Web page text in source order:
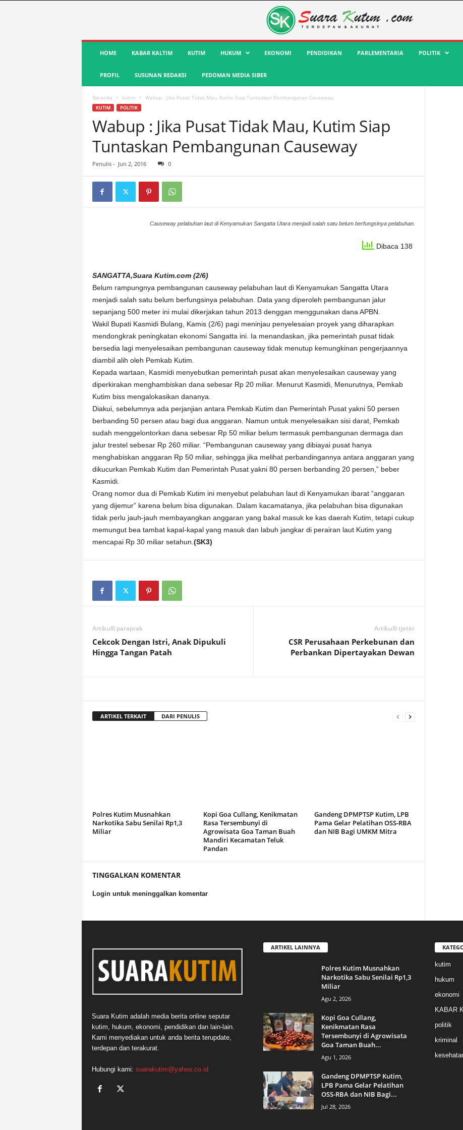
a
HOME KABAR KALTIM KUTIM HUKUM EKONOMI PENDIDIKAN PARLEMENTARIA POLITIK
PROFIL SUSUNAN REDAKSI PEDOMAN MEDIA SIBER
Beranda kutim Wabup : Jika Pusat Tidak Mau, Kutim Siap Tuntaskan Pembangunan Causeway
KUTIM POLITIK
Wabup : Jika Pusat Tidak Mau, Kutim Siap
Tuntaskan Pembangunan Causeway
Penulis - Jun 2, 2016 0
Causeway pelabuhan laut di Kenyamukan Sangatta Utara menjadi salah satu belum berfungsinya pelabuhan.
Dibaca 138
SANGATTA,Suara Kutim.com (2/6)
Belum rampungnya pembangunan causeway pelabuhan laut di Kenyamukan Sangatta Utara
menjadi salah satu belum berfungsinya pelabuhan. Data yang diperoleh pembangunan jalur
sepanjang 500 meter ini mulai dikerjakan tahun 2013 denggan menggunakan dana APBN.
Wakil Bupati Kasmidi Bulang, Kamis (2/6) pagi meninjau penyelesaian proyek yang diharapkan
mendongkrak peningkatan ekonomi Sangatta ini. Ia menandaskan, jika pemerintah pusat tidak
bersedia lagi menyelesaikan pembangunan causeway tidak menutup kemungkinan pengerjaannya
diambil alih oleh Pemkab Kutim.
Kepada wartaan, Kasmidi menyebutkan pemerintah pusat akan menyelesaikan causeway yang
diperkirakan menghambiskan dana sebesar Rp 20 miliar. Menurut Kasmidi, Menurutnya, Pemkab
Kutim biss mengalokasikan dananya.
Diakui, sebelumnya ada perjanjian antara Pemkab Kutim dan Pemerintah Pusat yakni 50 persen
berbanding 50 persen atau bagi dua anggaran. Namun untuk menyelesaikan sisi darat, Pemkab
sudah menggelontorkan dana sebesar Rp 50 miliar belum termasuk pembangunan dermaga dan
jalur trestel sebesar Rp 260 miliar. “Pembangunan causeway yang dibiayai pusat hanya
menghabiskan anggaran Rp 50 miliar, sehingga jika melihat perbandingannya antara anggaran yang
dikucurkan Pemkab Kutim dan Pemerintah Pusat yakni 80 persen berbanding 20 persen,” beber
Kasmidi.
Orang nomor dua di Pemkab Kutim ini menyebut pelabuhan laut di Kenyamukan ibarat “anggaran
yang dijemur” karena belum bisa digunakan. Dalam kacamatanya, jika pelabuhan bisa digunakan
tidak perlu jauh-jauh membayangkan anggaran yang bakal masuk ke kas daerah Kutim, tetapi cukup
memungut bea tambat kapal-kapal yang masuk dan labuh jangkar di perairan laut Kutim yang
mencapai Rp 30 miliar setahun. (SK3)
Artikulli paraprak
Cekcok Dengan Istri, Anak Dipukuli
Hingga Tangan Patah
Artikulli tjetër
CSR Perusahaan Perkebunan dan
Perbankan Dipertayakan Dewan
ARTIKEL TERKAIT DARI PENULIS
Polres Kutim Musnahkan
Narkotika Sabu Senilai Rp1,3
Miliar
Kopi Goa Cullang, Kenikmatan
Rasa Tersembunyi di
Agrowisata Goa Taman Buah
Mandiri Kecamatan Teluk
Pandan
Gandeng DPMPTSP Kutim, LPB
Pama Gelar Pelatihan OSS-RBA
dan NIB Bagi UMKM Mitra
TINGGALKAN KOMENTAR
Login untuk meninggalkan komentar
Suara Kutim adalah media berita online seputar
kutim, hukum, ekonomi, pendidikan dan lain-lain.
Kami menyediakan untuk anda berita terupdate,
terdepan dan terakurat.
Hubungi kami: suarakutim@yahoo.co.id
ARTIKEL LAINNYA
Polres Kutim Musnahkan
Narkotika Sabu Senilai Rp1,3
Miliar
Agu 2, 2026
Kopi Goa Cullang,
Kenikmatan Rasa
Tersembunyi di Agrowisata
Goa Taman Buah...
Agu 1, 2026
Gandeng DPMPTSP Kutim,
LPB Pama Gelar Pelatihan
OSS-RBA dan NIB Bagi...
Jul 28, 2026
kutim
hukum
ekonomi
KABAR
politik
kriminal